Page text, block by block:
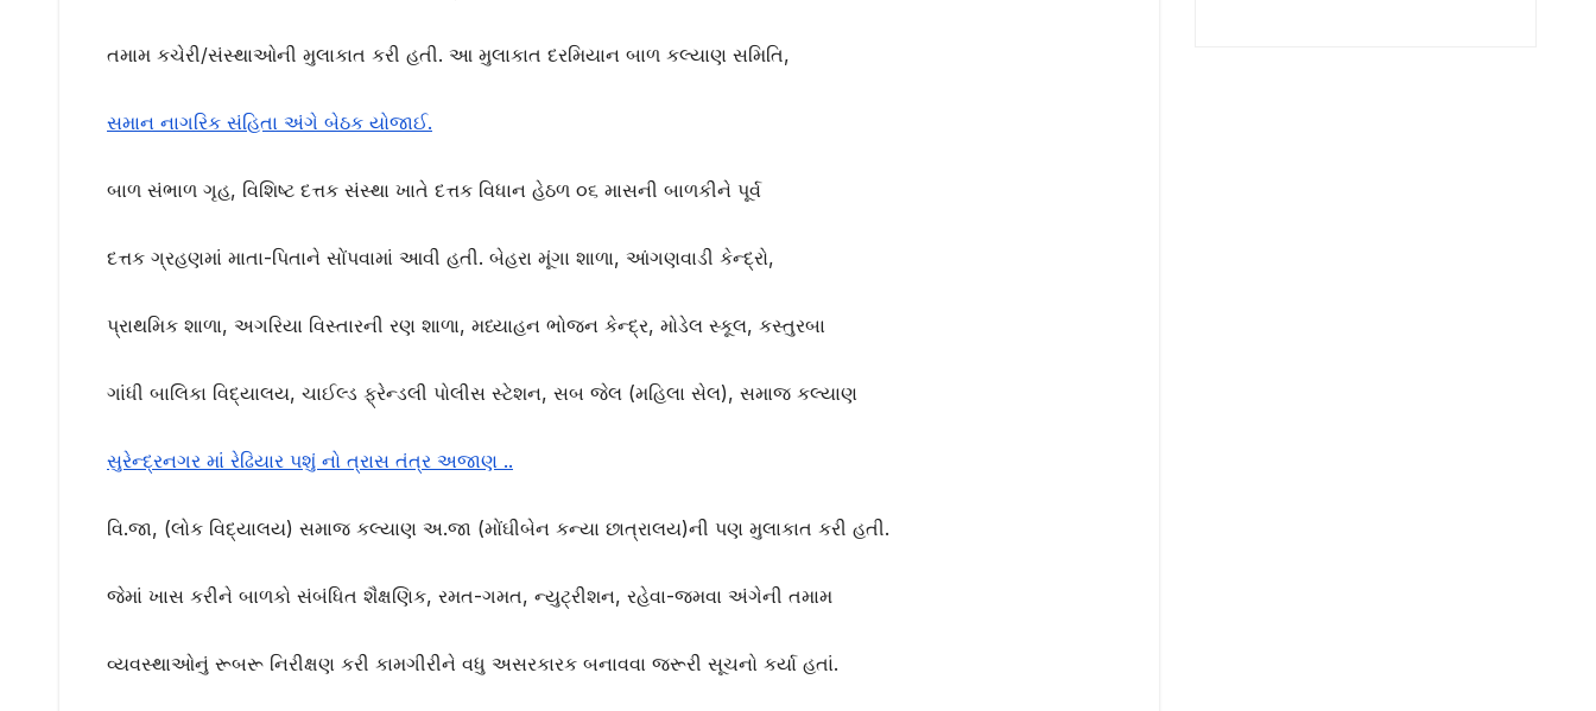
તમામ કચેરી/સંસ્થાઓની મુલાકાત કરી હતી. આ મુલાકાત દરમિયાન બાળ કલ્યાણ સમિતિ,
સમાન નાગરિક સંહિતા અંગે બેઠક યોજાઈ.
બાળ સંભાળ ગૃહ, વિશિષ્ટ દત્તક સંસ્થા ખાતે દત્તક વિધાન હેઠળ ૦૬ માસની બાળકીને પૂર્વ
દત્તક ગ્રહણમાં માતા-પિતાને સોંપવામાં આવી હતી. બેહરા મૂંગા શાળા, આંગણવાડી કેન્દ્રો,
પ્રાથમિક શાળા, અગરિયા વિસ્તારની રણ શાળા, મધ્યાહન ભોજન કેન્દ્ર, મોડેલ સ્કૂલ, કસ્તુરબા
ગાંધી બાલિકા વિદ્યાલય, ચાઈલ્ડ ફ્રેન્ડલી પોલીસ સ્ટેશન, સબ જેલ (મહિલા સેલ), સમાજ કલ્યાણ
સુરેન્દ્રનગર માં રેઢિયાર પશું નો ત્રાસ તંત્ર અજાણ ..
વિ.જા, (લોક વિદ્યાલય) સમાજ કલ્યાણ અ.જા (મોંઘીબેન કન્યા છાત્રાલય)ની પણ મુલાકાત કરી હતી.
જેમાં ખાસ કરીને બાળકો સંબંધિત શૈક્ષણિક, રમત-ગમત, ન્યુટ્રીશન, રહેવા-જમવા અંગેની તમામ
વ્યવસ્થાઓનું રૂબરૂ નિરીક્ષણ કરી કામગીરીને વધુ અસરકારક બનાવવા જરૂરી સૂચનો કર્યા હતાં.